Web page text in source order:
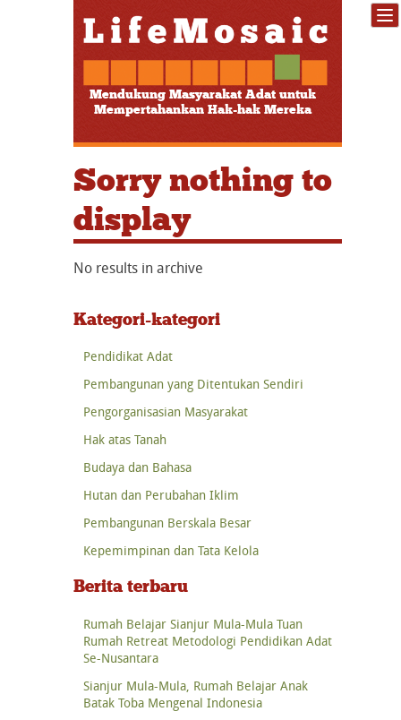
Mendukung Masyarakat Adat untuk
Mempertahankan Hak-hak Mereka
Sorry nothing to
display
No results in archive
Kategori-kategori
Pendidikat Adat
Pembangunan yang Ditentukan Sendiri
Pengorganisasian Masyarakat
Hak atas Tanah
Budaya dan Bahasa
Hutan dan Perubahan Iklim
Pembangunan Berskala Besar
Kepemimpinan dan Tata Kelola
Berita terbaru
Rumah Belajar Sianjur Mula-Mula Tuan
Rumah Retreat Metodologi Pendidikan Adat
Se-Nusantara
Sianjur Mula-Mula, Rumah Belajar Anak
Batak Toba Mengenal Indonesia